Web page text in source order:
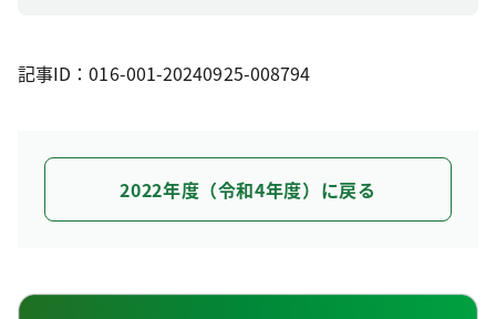
記事ID：016-001-20240925-008794
2022年度（令和4年度）に戻る